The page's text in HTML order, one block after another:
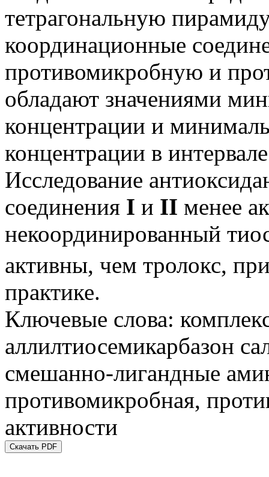
тетрагональную
координационные
противомикробную и
обладают значениями
концентрации и
концентрации в
Исследование
соединения I и II менее
некоординированный
активны, чем тролокс,
практике.
Ключевые слова:
аллилтиосемикарбазон
смешанно-лигандные
противомикробная,
активности
Скачать PDF